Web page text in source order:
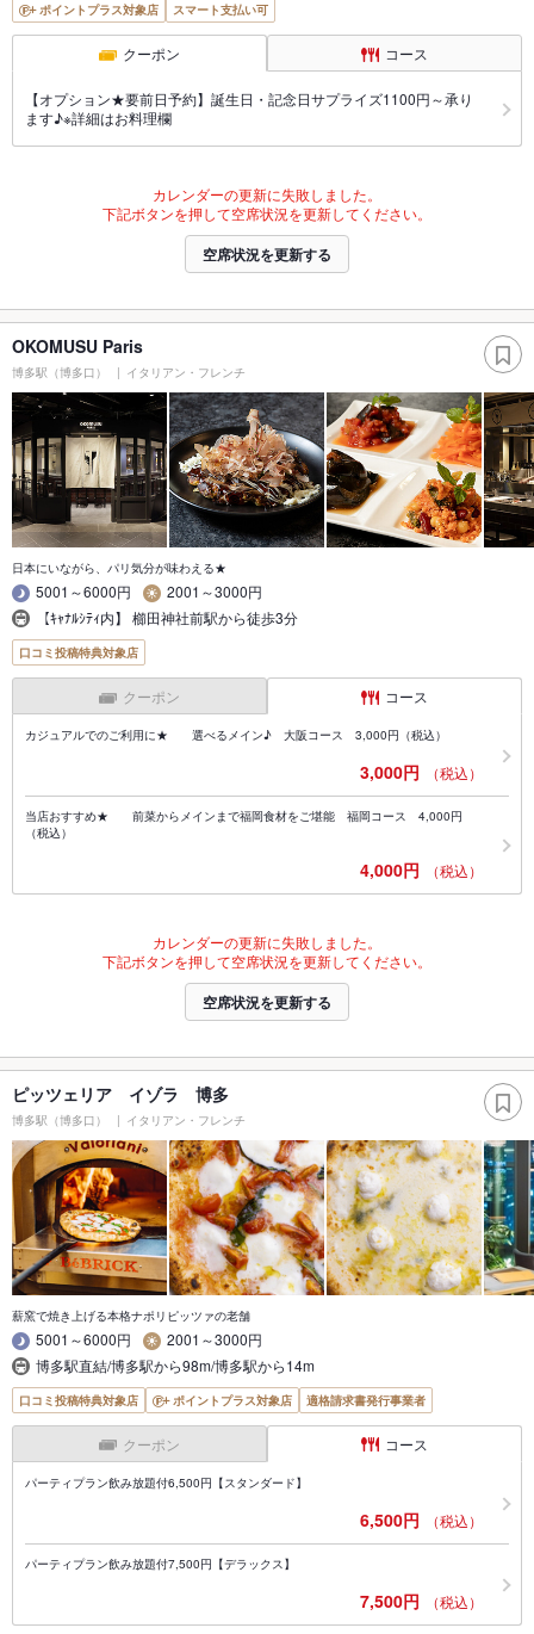
ポイントプラス対象店
スマート支払い可
クーポン コース
【オプション★要前日予約】誕生日・記念日サプライズ1100円～承り
ます♪※詳細はお料理欄
カレンダーの更新に失敗しました。
下記ボタンを押して空席状況を更新してください。
空席状況を更新する
OKOMUSU Paris
博多駅（博多口） イタリアン・フレンチ
日本にいながら、パリ気分が味わえる★
5001～6000円
2001～3000円
【ｷｬﾅﾙｼﾃｨ内】 櫛田神社前駅から徒歩3分
口コミ投稿特典対象店
クーポン コース
カジュアルでのご利用に★ 選べるメイン♪ 大阪コース 3,000円（税込）
3,000円 （税込）
当店おすすめ★ 前菜からメインまで福岡食材をご堪能 福岡コース 4,000円
（税込）
4,000円 （税込）
カレンダーの更新に失敗しました。
下記ボタンを押して空席状況を更新してください。
空席状況を更新する
ピッツェリア イゾラ 博多
博多駅（博多口） イタリアン・フレンチ
薪窯で焼き上げる本格ナポリピッツァの老舗
5001～6000円
2001～3000円
博多駅直結/博多駅から98m/博多駅から14m
口コミ投稿特典対象店 ポイントプラス対象店 適格請求書発行事業者
クーポン コース
パーティプラン飲み放題付6,500円【スタンダード】
6,500円 （税込）
パーティプラン飲み放題付7,500円【デラックス】
7,500円 （税込）